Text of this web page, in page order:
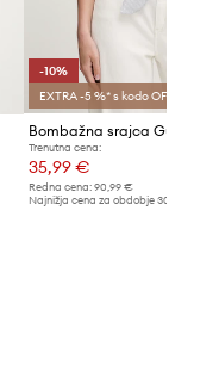
-10%
EXTRA -5 %* s kodo OFF
Bombažna srajca Guess
Trenutna cena:
35,99 €
Redna cena: 90,99 €
Najnižja cena za obdobje 30 dni pred